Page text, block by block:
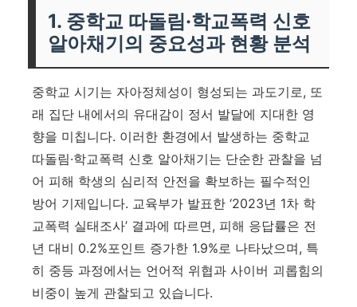
1. 중학교 따돌림·학교폭력 신호
알아채기의 중요성과 현황 분석
중학교 시기는 자아정체성이 형성되는 과도기로, 또
래 집단 내에서의 유대감이 정서 발달에 지대한 영
향을 미칩니다. 이러한 환경에서 발생하는 중학교
따돌림·학교폭력 신호 알아채기는 단순한 관찰을 넘
어 피해 학생의 심리적 안전을 확보하는 필수적인
방어 기제입니다. 교육부가 발표한 ‘2023년 1차 학
교폭력 실태조사’ 결과에 따르면, 피해 응답률은 전
년 대비 0.2%포인트 증가한 1.9%로 나타났으며, 특
히 중등 과정에서는 언어적 위협과 사이버 괴롭힘의
비중이 높게 관찰되고 있습니다.